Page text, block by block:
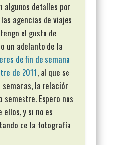
algunos detalles por
agencias de viajes
el gusto de
un adelanto de la
de fin de semana
de 2011, al que se
la relación
semestre. Espero nos
ellos, y si no es
de la fotografía